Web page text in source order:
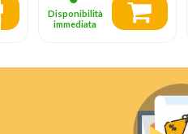
Disponibilità
immediata